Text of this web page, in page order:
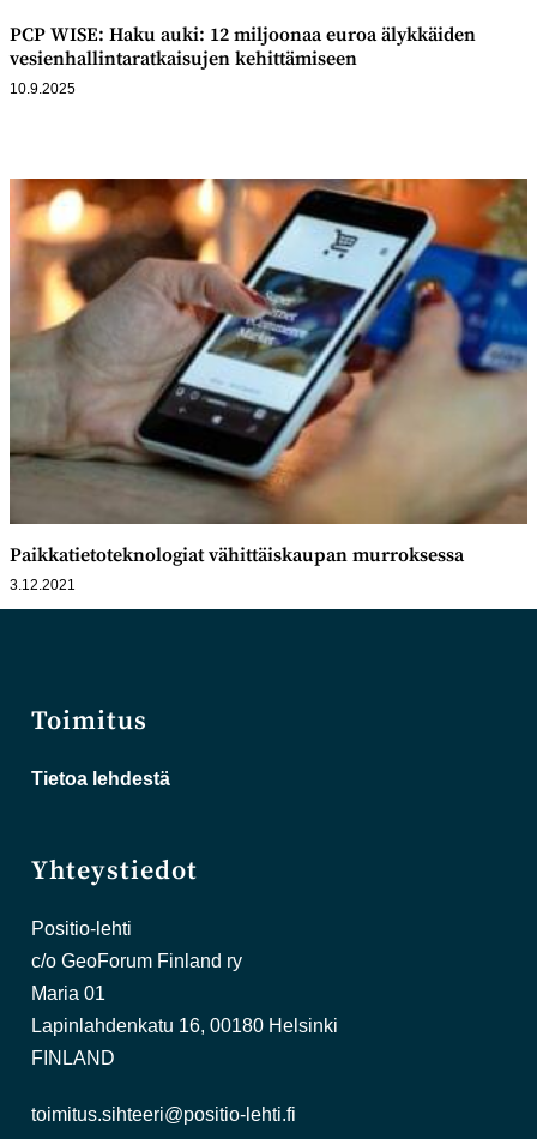
PCP WISE: Haku auki: 12 miljoonaa euroa älykkäiden
vesien­hallinta­ratkaisujen kehittämiseen
10.9.2025
Paikkatietoteknologiat vähittäiskaupan murroksessa
3.12.2021
Toimitus
Tietoa lehdestä
Yhteystiedot
Positio-lehti
c/o GeoForum Finland ry
Maria 01
Lapinlahdenkatu 16, 00180 Helsinki
FINLAND
toimitus.sihteeri@positio-lehti.fi